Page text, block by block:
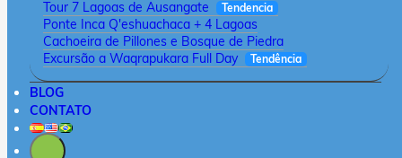
Tour 7 Lagoas de Ausangate Tendencia
Ponte Inca Q'eshuachaca + 4 Lagoas
Cachoeira de Pillones e Bosque de Piedra
Excursão a Waqrapukara Full Day
Tendência
BLOG
CONTATO